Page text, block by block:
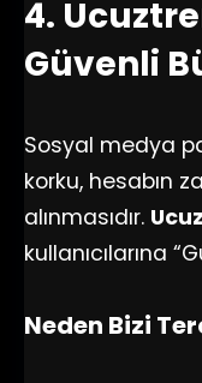
4.
Güvenli
Sosyal medya
korku, hesabın
alınmasıdır.
kullanıcılarına
Neden Bizi